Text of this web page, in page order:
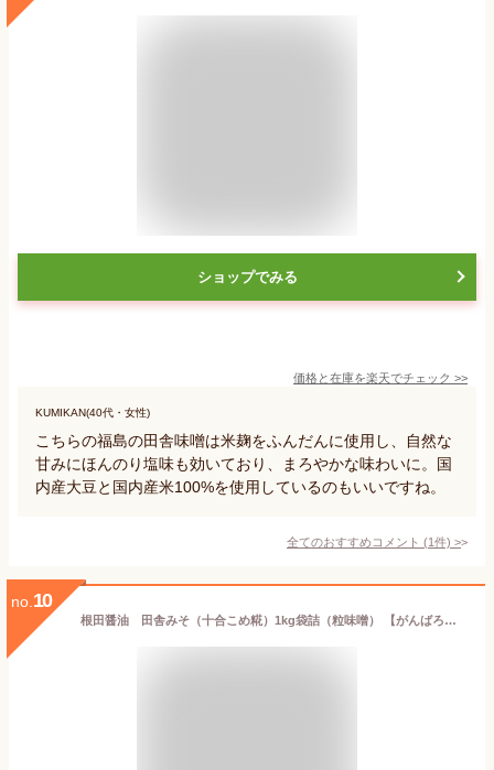
ショップでみる
価格と在庫を楽天でチェック >>
KUMIKAN(40代・女性)
こちらの福島の田舎味噌は米麹をふんだんに使用し、自然な
甘みにほんのり塩味も効いており、まろやかな味わいに。国
内産大豆と国内産米100%を使用しているのもいいですね。
全てのおすすめコメント (1件) >
no. 10
根田醤油 田舎みそ（十合こめ糀）1kg袋詰（粒味噌） 【がんばろう！福島】